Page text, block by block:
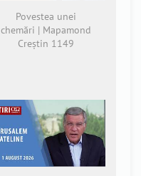
Povestea unei
chemări | Mapamond
Creștin 1149